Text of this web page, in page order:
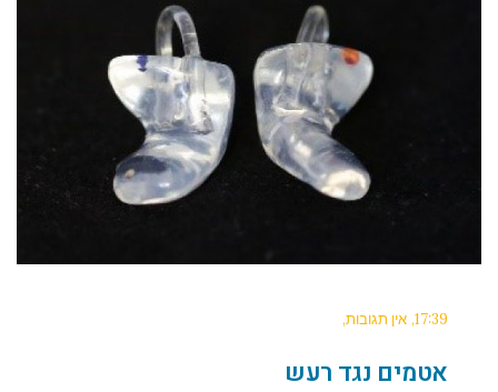
17:39 אין תגובות
אטמים נגד רעש